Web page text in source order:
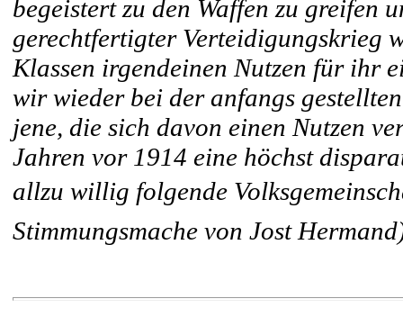
begeistert zu den Waffen zu greifen
gerechtfertigter Verteidigungskrieg
Klassen irgendeinen Nutzen für ihr
wir wieder bei der anfangs
jene, die sich davon einen Nutzen
Jahren vor 1914 eine höchst
allzu willig folgende
Stimmungsmache von Jost